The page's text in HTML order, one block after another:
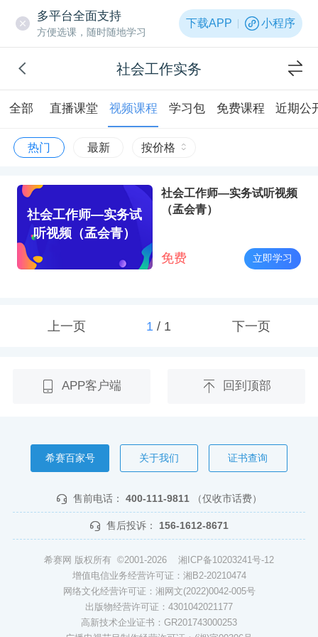
多平台全面支持
方便选课，随时随地学习
下载APP 小程序
社会工作实务
全部 直播课堂 视频课程 学习包 免费课程 近期公
热门 最新 按价格
社会工作师—实务试
听视频（孟会青）
社会工作师—实务试听视频
（孟会青）
免费 立即学习
上一页 1/ 1 下一页
APP客户端 回到顶部
希赛百家号 关于我们 证书查询
售前电话： 400-111-9811 （仅收市话费）
售后投诉： 156-1612-8671
希赛网 版权所有 ©2001-2026 湘ICP备10203241号-12
增值电信业务经营许可证：湘B2-20210474
网络文化经营许可证：湘网文(2022)0042-005号
出版物经营许可证：4301042021177
高新技术企业证书：GR201743000253